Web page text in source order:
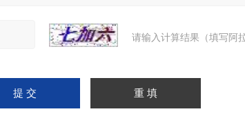
请输入计算结果（填写阿